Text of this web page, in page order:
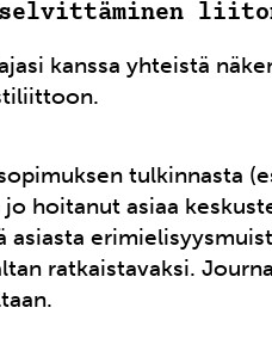
selvittäminen
kanssa yhteistä
tulkinnasta
hoitanut asiaa
asiasta
ratkaistavaksi.